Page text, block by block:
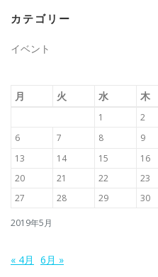
カテゴリー
イベント
2019年5月
月 火 水 木
1 2
6
7 8 9
13
14 15 16
20
21 22 23
27
28 29 30
« 4月 6月 »